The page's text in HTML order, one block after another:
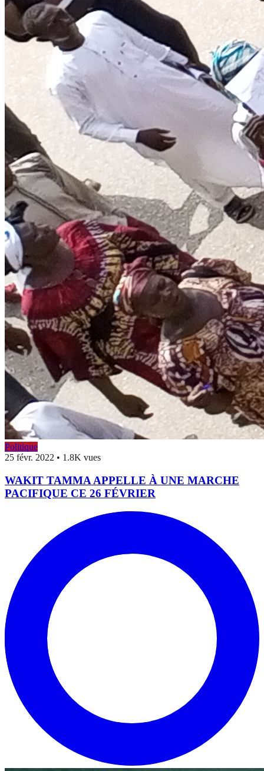
Politique
25 févr. 2022 • 1.8K vues
WAKIT TAMMA APPELLE À UNE MARCHE
PACIFIQUE CE 26 FÉVRIER